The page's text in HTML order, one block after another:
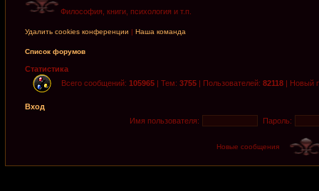
Философия, книги, психология и т.п.
Удалить cookies конференции | Наша команда
Список форумов
Статистика
Всего сообщений: 105965 | Тем: 3755 | Пользователей: 82118 | Новый
Вход
Имя пользователя:
Пароль:
Новые сообщения